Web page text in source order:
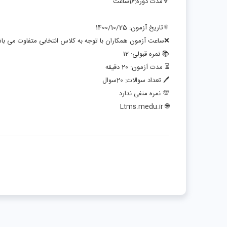
⚛️تاریخ آزمون: 1400/10/25
❌ساعت آزمون همکاران با توجه به کلاس انتخابی متفاوت می
📚 نمره قبولی: 12
⏳ مدت آزمون: 20 دقیقه
🖊 تعداد سوالات: 20سوال
💯 نمره منفی ندارد
🌐 Ltms.medu.ir